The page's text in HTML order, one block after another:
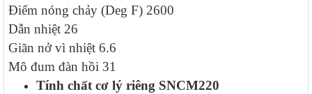
Điểm nóng chảy (Deg F) 2600
Dẫn nhiệt 26
Giãn nở vì nhiệt 6.6
Mô đum đàn hồi 31
Tính chất cơ lý riêng SNCM220